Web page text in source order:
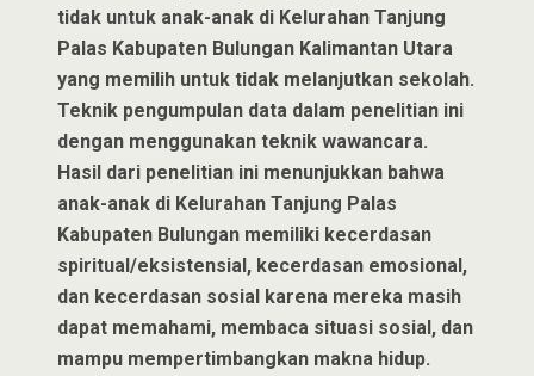
tidak untuk anak-anak di Kelurahan Tanjung
Palas Kabupaten Bulungan Kalimantan Utara
yang memilih untuk tidak melanjutkan sekolah.
Teknik pengumpulan data dalam penelitian ini
dengan menggunakan teknik wawancara.
Hasil dari penelitian ini menunjukkan bahwa
anak-anak di Kelurahan Tanjung Palas
Kabupaten Bulungan memiliki kecerdasan
spiritual/eksistensial, kecerdasan emosional,
dan kecerdasan sosial karena mereka masih
dapat memahami, membaca situasi sosial, dan
mampu mempertimbangkan makna hidup.